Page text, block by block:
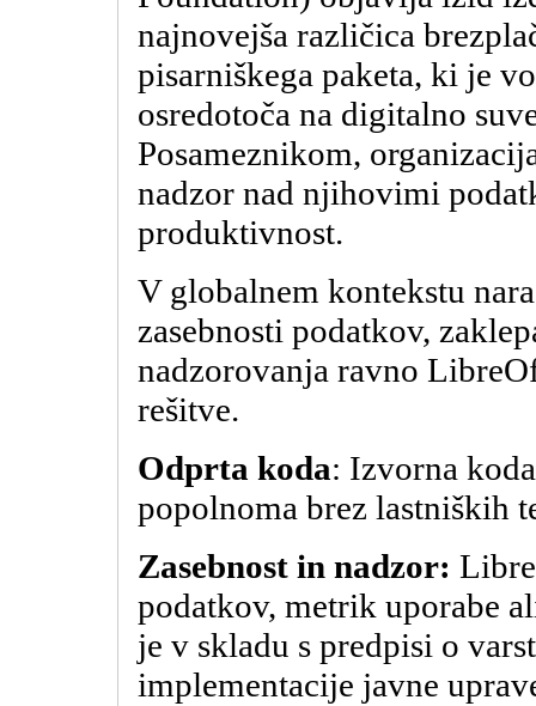
najnovejša različica
pisarniškega paketa, ki je
osredotoča na digitalno
Posameznikom,
nadzor nad njihovimi
produktivnost.
V globalnem kontekstu
zasebnosti podatkov,
nadzorovanja ravno
rešitve.
Odprta koda: Izvorna
popolnoma brez lastniških
Zasebnost in nadzor:
podatkov, metrik uporabe
je v skladu s predpisi o
implementacije javne